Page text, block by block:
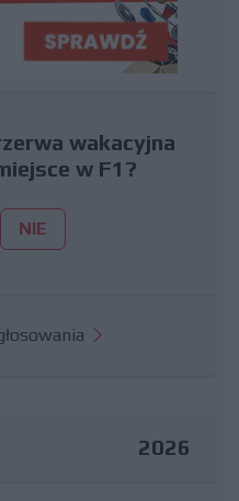
wakacyjna
w F1?
NIE
2026